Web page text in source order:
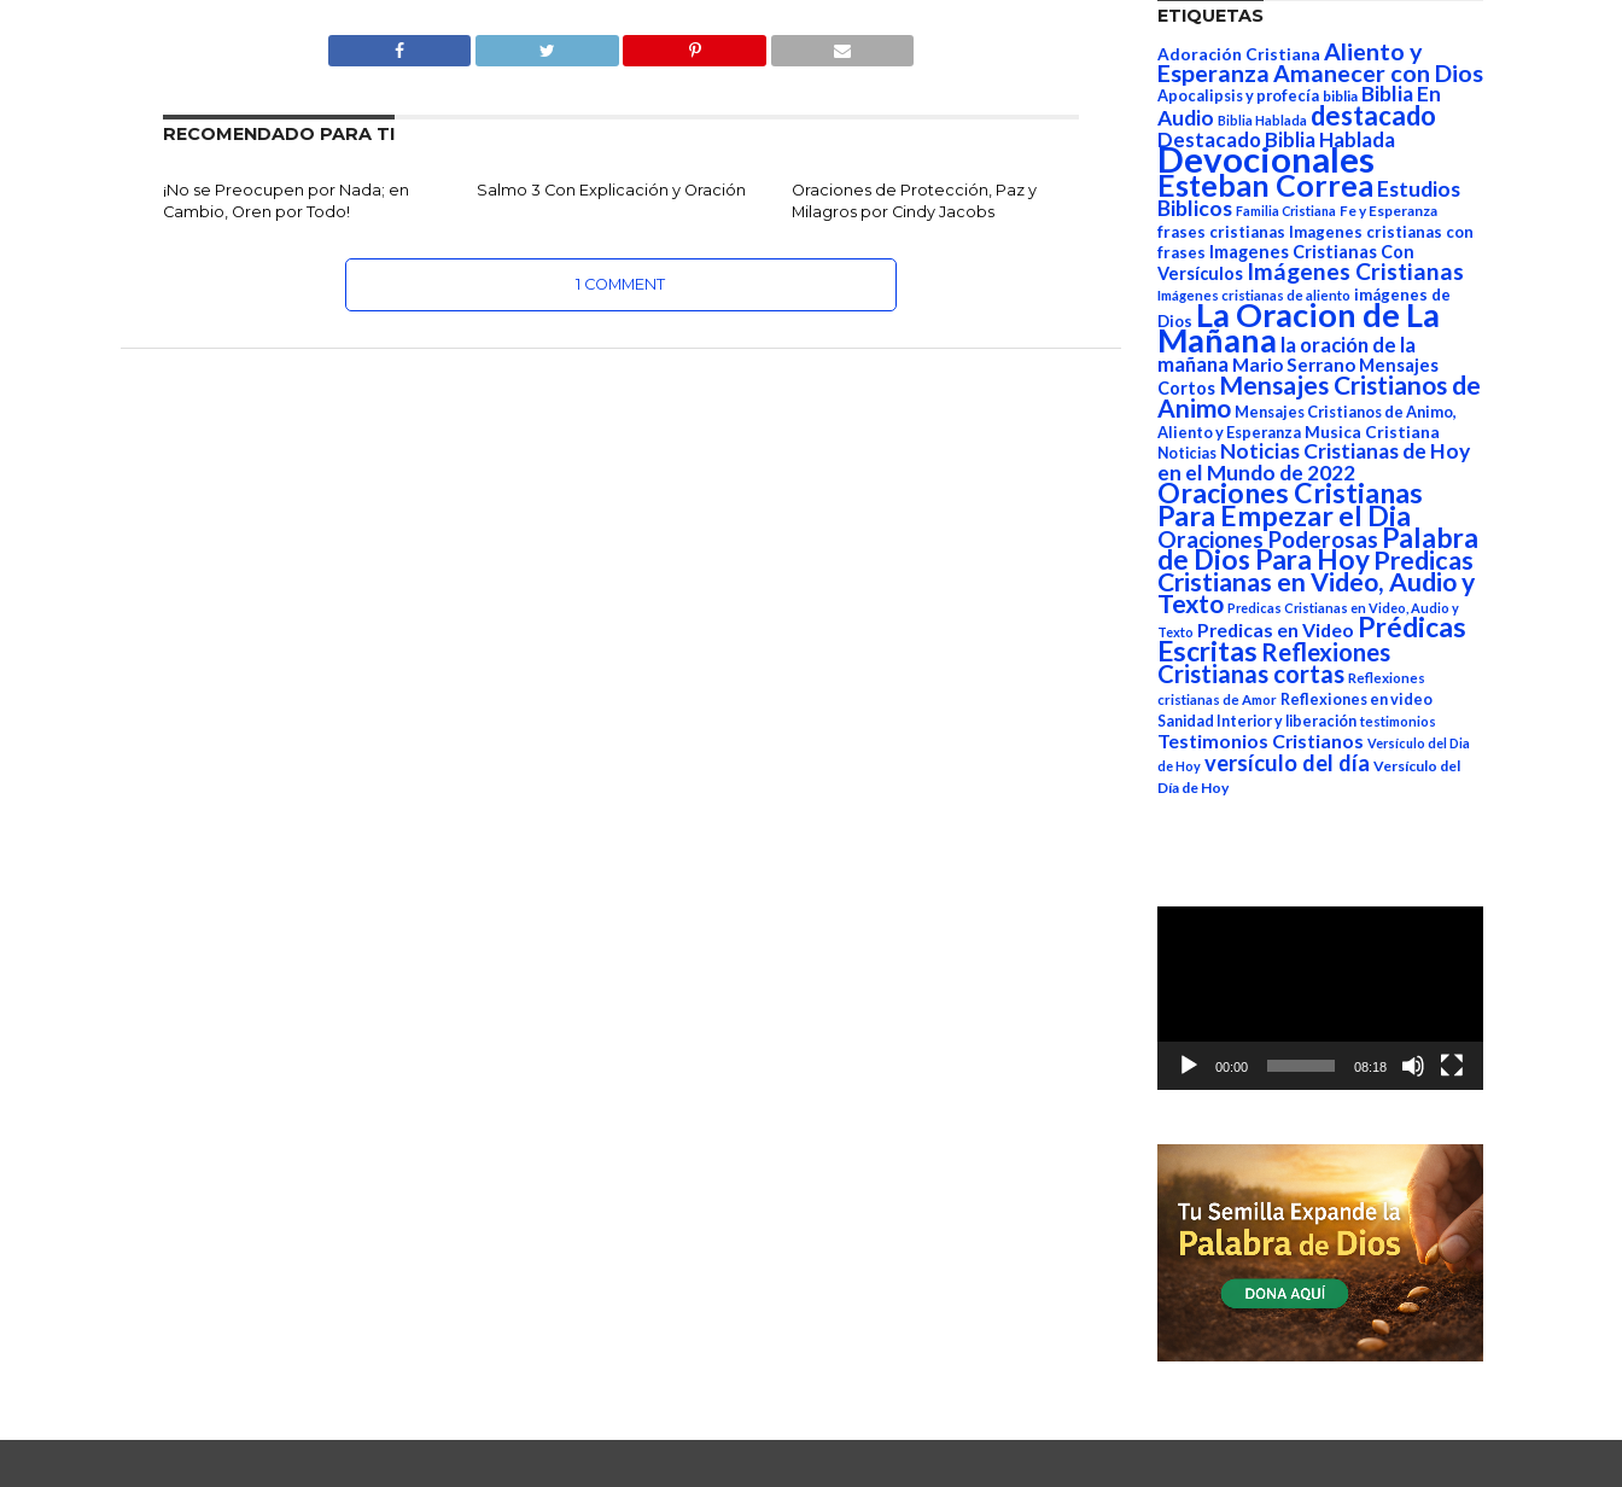
RECOMENDADO PARA TI
¡No se Preocupen por Nada; en
Cambio, Oren por Todo!
Salmo 3 Con Explicación y Oración
Oraciones de Protección, Paz y
Milagros por Cindy Jacobs
1 COMMENT
ETIQUETAS
Adoración Cristiana Aliento y
EsperanzaAmanecer con Dios
Apocalipsis y profecía biblia Biblia En
Audio Biblia Hablada destacado
Destacado Biblia Hablada
Devocionales
Esteban Correa Estudios
Biblicos Familia Cristiana Fe y Esperanza
frases cristianas Imagenes cristianas con
frases Imagenes Cristianas Con
Versículos Imágenes Cristianas
Imágenes cristianas de aliento imágenes de
Dios La Oracion de La
Mañana la oración de la
mañana Mario Serrano Mensajes
Cortos Mensajes Cristianos de
Animo Mensajes Cristianos de Animo,
Aliento y Esperanza Musica Cristiana
Noticias Noticias Cristianas de Hoy
en el Mundo de 2022
Oraciones Cristianas
Para Empezar el Dia
Oraciones Poderosas Palabra
de Dios Para HoyPredicas
Cristianas en Video, Audio y
Texto Predicas Cristianas en Video, Audio y
Texto Predicas en Video Prédicas
Escritas Reflexiones
Cristianas cortas Reflexiones
cristianas de Amor Reflexiones en video
Sanidad Interior y liberación testimonios
Testimonios Cristianos Versículo del Dia
de Hoy versículo del día Versículo del
Día de Hoy
Reproductor
00:00 08:18